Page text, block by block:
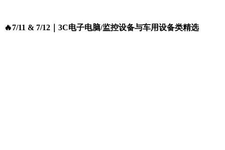
🔥7/11 & 7/12｜3C电子电脑/监控设备与车用设备类精选